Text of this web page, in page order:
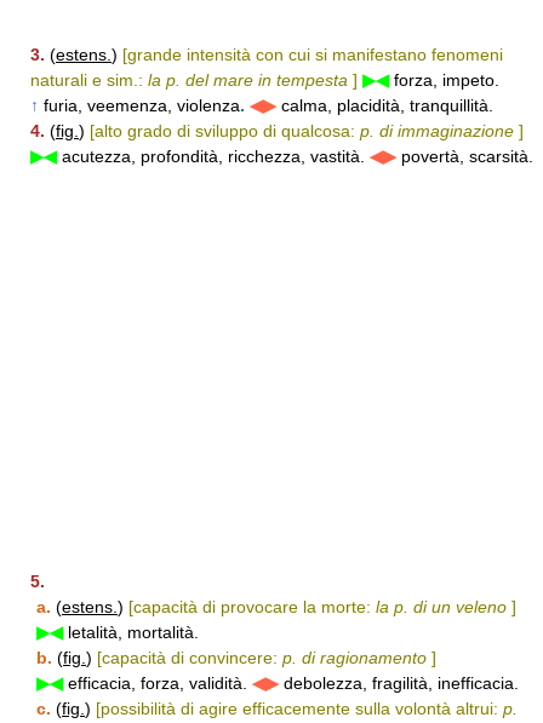
3. (estens. ) [grande intensità con cui si manifestano fenomeni
naturali e sim.: la p. del mare in tempesta ] ▶◀forza, impeto.
↑ furia, veemenza, violenza. ◀▶calma, placidità, tranquillità.
4. (fig. ) [alto grado di sviluppo di qualcosa: p. di immaginazione ]
▶◀acutezza, profondità, ricchezza, vastità. ◀▶povertà, scarsità.
5.
a. (estens. ) [capacità di provocare la morte: la p. di un veleno ]
▶◀letalità, mortalità.
b. (fig. ) [capacità di convincere: p. di ragionamento ]
▶◀efficacia, forza, validità. ◀▶debolezza, fragilità, inefficacia.
c. (fig. ) [possibilità di agire efficacemente sulla volontà altrui: p.